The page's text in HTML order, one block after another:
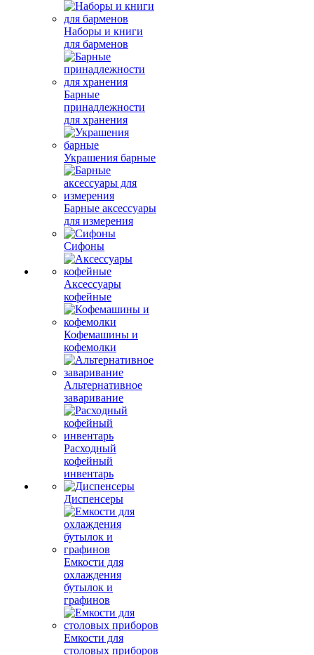
Наборы и книги
для барменов
Барные
принадлежности
для хранения
Украшения барные
Барные аксессуары
для измерения
Сифоны
Аксессуары
кофейные
Кофемашины и
кофемолки
Альтернативное
заваривание
Расходный
кофейный
инвентарь
Диспенсеры
Емкости для
охлаждения
бутылок и
графинов
Емкости для
столовых приборов